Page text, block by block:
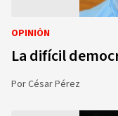
OPINIÓN
La difícil
PorCésar Pérez